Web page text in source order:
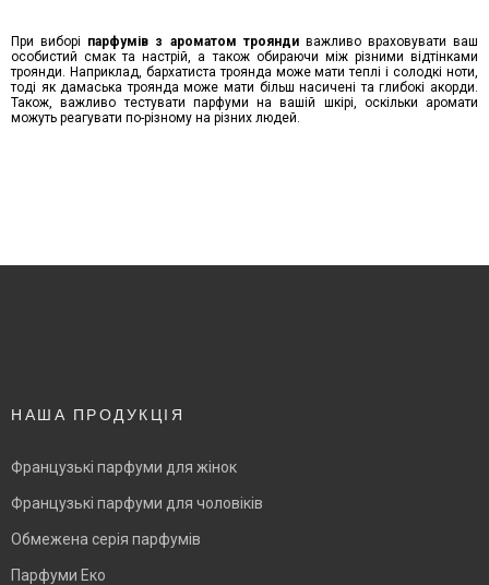
При виборі парфумів з ароматом трояндиважливо враховувати ваш
особистий смак та настрій, а також обираючи між різними відтінками
троянди. Наприклад, бархатиста троянда може мати теплі і солодкі ноти,
тоді як дамаська троянда може мати більш насичені та глибокі акорди.
Також, важливо тестувати парфуми на вашій шкірі, оскільки аромати
можуть реагувати по-різному на різних людей.
НАША ПРОДУКЦІЯ
Французькі парфуми для жінок
Французькі парфуми для чоловіків
Обмежена серія парфумів
Парфуми Еко